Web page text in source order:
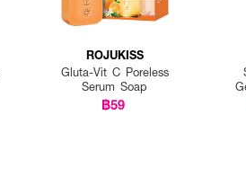
ROJUKISS
Gluta-Vit C Poreless
Serum Soap
฿59